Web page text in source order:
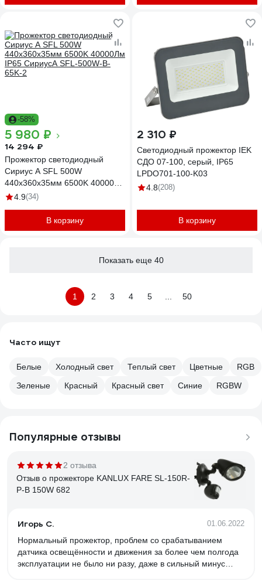
-58%
5 980 ₽
14 294 ₽
Прожектор светодиодный
Сириус А SFL 500W
440x360x35мм 6500K 40000Лм
IP65 СириусА SFL-500W-B-
4.9(34)
В корзину
2 310 ₽
Светодиодный прожектор IEK
СДО 07-100, серый, IP65
LPDO701-100-K03
4.8(208)
В корзину
Показать еще 40
1 2 3 4 5 50
Часто ищут
Белые Холодный свет Теплый свет Цветные
RGB
Зеленые
Красный Красный свет Синие RGBW
Популярные отзывы
2 отзыва
Отзыв о прожекторе KANLUX FARE SL-150R-
P-B 150W 682
Игорь С. 01.06.2022
Нормальный прожектор, проблем со срабатыванием
датчика освещённости и движения за более чем полгода
эксплуатации не было ни разу, даже в сильный минус